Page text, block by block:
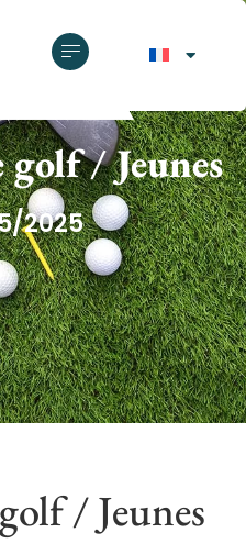
golf / Jeunes
2025
/ Jeunes